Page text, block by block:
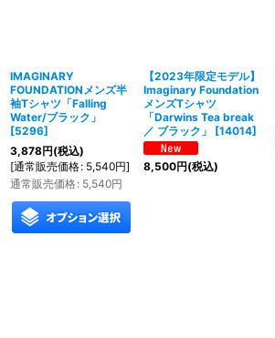
IMAGINARY
FOUNDATIONメンズ半
袖Tシャツ「Falling
Water/ブラック」
[5296]
3,878円(税込)
[通常販売価格: 5,540円]
通常販売価格: 5,540円
【2023年限定モデル】
Imaginary Foundation
メンズTシャツ
「Darwins Tea break
／ ブラック」
[14014]
8,500円(税込)